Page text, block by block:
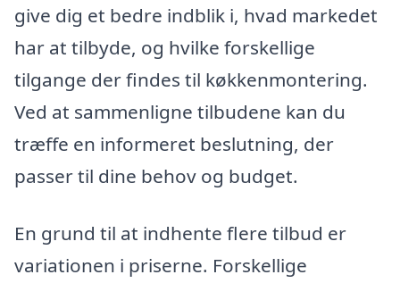
give dig et bedre indblik i, hvad markedet
har at tilbyde, og hvilke forskellige
tilgange der findes til køkkenmontering.
Ved at sammenligne tilbudene kan du
træffe en informeret beslutning, der
passer til dine behov og budget.
En grund til at indhente flere tilbud er
variationen i priserne. Forskellige